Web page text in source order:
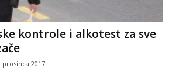
kontrole i alkotest za sve
prosinca 2017